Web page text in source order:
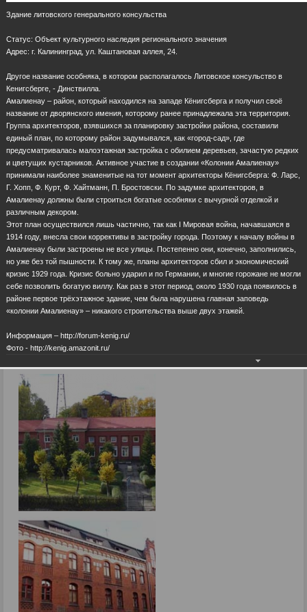
Здание литовского генерального консульства
Статус: Объект культурного наследия регионального значения
Адрес: г. Калининград, ул. Каштановая аллея, 24.
Другое название особняка, в котором располагалось Литовское консульство в
Кенигсберге, - Динствилла.
Амалиенау – район, который находился на западе Кёнигсберга и получил своё
название от дворянского имения, которому ранее принадлежала эта территория.
Группа архитекторов, взявшихся за планировку застройки района, составили
единый план, по которому район задумывался, как «город-сад», где
предусматривалась малоэтажная застройка с обилием деревьев, зачастую редких
и цветущих кустарников. Активное участие в создании «Колонии Амалиенау»
принимали наиболее знаменитые на тот момент архитекторы Кёнигсберга: Ф. Ларс,
Г. Хопп, Ф. Курт, Ф. Хайтманн, П. Бростовски. По задумке архитекторов, в
Амалиенау должны были строиться богатые особняки с вычурной отделкой и
различным декором.
Этот план осуществился лишь частично, так как I Мировая война, начавшаяся в
1914 году, внесла свои коррективы в застройку города. Поэтому к началу войны в
Амалиенау были застроены не все улицы. Постепенно они, конечно, заполнились,
но уже без той пышности. К тому же, планы архитекторов сбил и экономический
кризис 1929 года. Кризис больно ударил и по Германии, и многие горожане не могли
себе позволить богатую виллу. Как раз в этот период, около 1930 года появилось в
районе первое трёхэтажное здание, чем была нарушена главная заповедь
«колонии Амалиенау» – никакого строительства выше двух этажей.
Информация – http://forum-kenig.ru/
Фото - http://kenig.amazonit.ru/